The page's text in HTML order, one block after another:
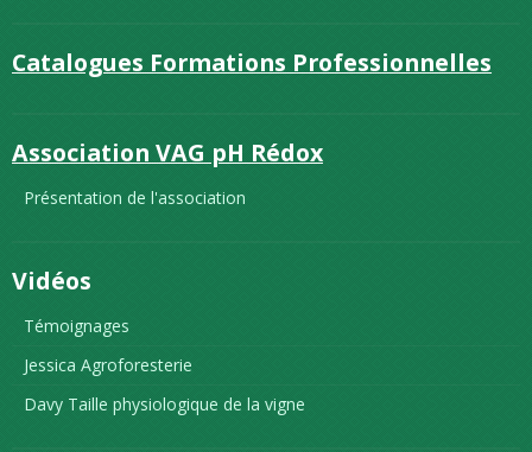
Catalogues Formations Professionnelles
Association VAG pH Rédox
Présentation de l'association
Vidéos
Témoignages
Jessica Agroforesterie
Davy Taille physiologique de la vigne